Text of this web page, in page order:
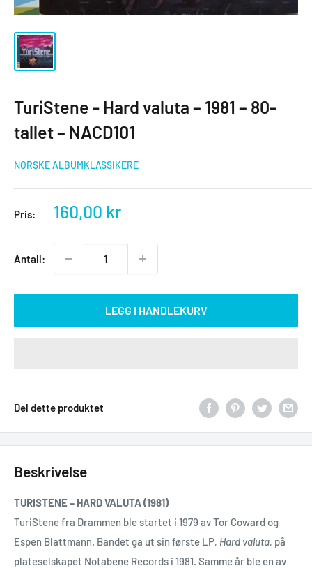
TuriStene - Hard valuta – 1981 – 80-
tallet – NACD101
NORSKE ALBUMKLASSIKERE
Pris: Salgspris
160,00 kr
Antall:
LEGG I HANDLEKURV
Del dette produktet
Beskrivelse
TURISTENE – HARD VALUTA (1981)
TuriStene fra Drammen ble startet i 1979 av Tor Coward og
Espen Blattmann. Bandet ga ut sin første LP, Hard valuta, på
plateselskapet Notabene Records i 1981. Samme år ble en av